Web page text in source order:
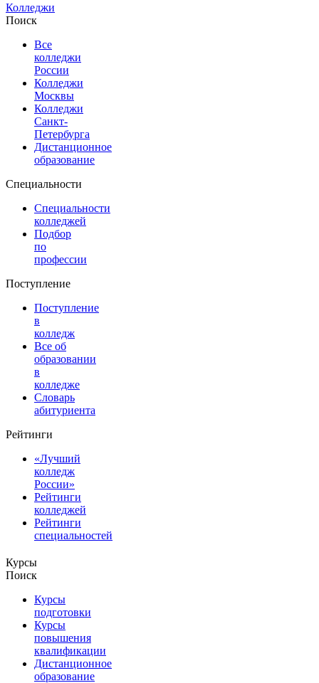
Колледжи
Поиск
Все
колледжи
России
Колледжи
Москвы
Колледжи
Санкт-
Петербурга
Дистанционное
образование
Специальности
Специальности
колледжей
Подбор
по
профессии
Поступление
Поступление
в
колледж
Все об
образовании
в
колледже
Словарь
абитуриента
Рейтинги
«Лучший
колледж
России»
Рейтинги
колледжей
Рейтинги
специальностей
Курсы
Поиск
Курсы
подготовки
Курсы
повышения
квалификации
Дистанционное
образование